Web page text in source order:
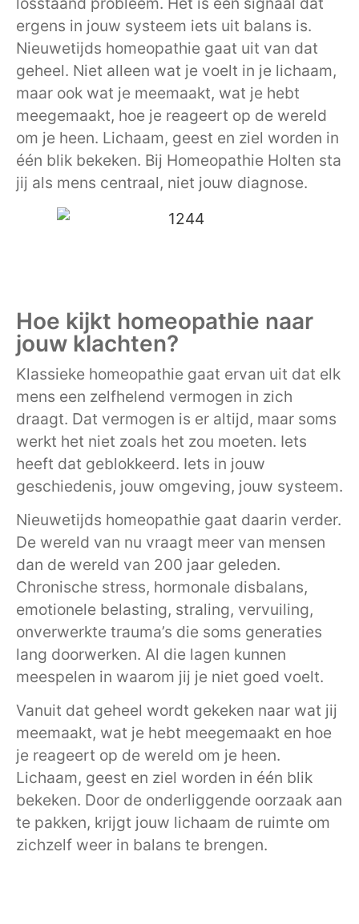
ergens in jouw systeem iets uit balans is.
Nieuwetijds homeopathie gaat uit van dat
geheel. Niet alleen wat je voelt in je lichaam,
maar ook wat je meemaakt, wat je hebt
meegemaakt, hoe je reageert op de wereld
om je heen. Lichaam, geest en ziel worden in
één blik bekeken. Bij Homeopathie Holten sta
jij als mens centraal, niet jouw diagnose.
Hoe kijkt homeopathie naar
jouw klachten?
Klassieke homeopathie gaat ervan uit dat elk
mens een zelfhelend vermogen in zich
draagt. Dat vermogen is er altijd, maar soms
werkt het niet zoals het zou moeten. Iets
heeft dat geblokkeerd. Iets in jouw
geschiedenis, jouw omgeving, jouw systeem.
Nieuwetijds homeopathie gaat daarin verder.
De wereld van nu vraagt meer van mensen
dan de wereld van 200 jaar geleden.
Chronische stress, hormonale disbalans,
emotionele belasting, straling, vervuiling,
onverwerkte trauma’s die soms generaties
lang doorwerken. Al die lagen kunnen
meespelen in waarom jij je niet goed voelt.
Vanuit dat geheel wordt gekeken naar wat jij
meemaakt, wat je hebt meegemaakt en hoe
je reageert op de wereld om je heen.
Lichaam, geest en ziel worden in één blik
bekeken. Door de onderliggende oorzaak aan
te pakken, krijgt jouw lichaam de ruimte om
zichzelf weer in balans te brengen.